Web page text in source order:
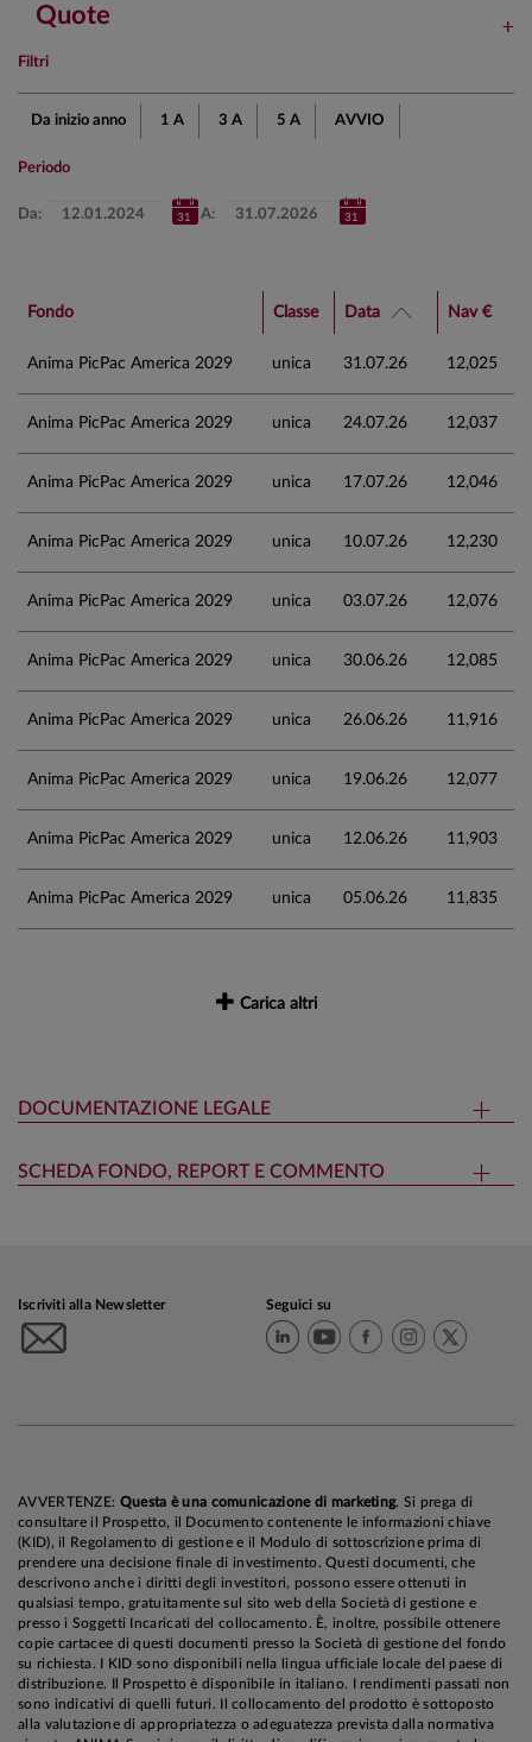
Quote
Filtri
Da inizio anno 1 A 3 A 5 A AVVIO
Periodo
Da: A:
Fondo Classe Data Nav €
Anima PicPac America 2029 unica 31.07.26 12,025
Anima PicPac America 2029 unica 24.07.26 12,037
Anima PicPac America 2029 unica 17.07.26 12,046
Anima PicPac America 2029 unica 10.07.26 12,230
Anima PicPac America 2029 unica 03.07.26 12,076
Anima PicPac America 2029 unica 30.06.26 12,085
Anima PicPac America 2029 unica 26.06.26 11,916
Anima PicPac America 2029 unica 19.06.26 12,077
Anima PicPac America 2029 unica 12.06.26 11,903
Anima PicPac America 2029 unica 05.06.26 11,835
Carica altri
DOCUMENTAZIONE LEGALE
SCHEDA FONDO, REPORT E COMMENTO
Iscriviti alla Newsletter Seguici su
AVVERTENZE: Questa è una comunicazione di marketing. Si prega di
consultare il Prospetto, il Documento contenente le informazioni chiave
(KID), il Regolamento di gestione e il Modulo di sottoscrizione prima di
prendere una decisione finale di investimento. Questi documenti, che
descrivono anche i diritti degli investitori, possono essere ottenuti in
qualsiasi tempo, gratuitamente sul sito web della Società di gestione e
presso i Soggetti Incaricati del collocamento. È, inoltre, possibile ottenere
copie cartacee di questi documenti presso la Società di gestione del fondo
su richiesta. I KID sono disponibili nella lingua ufficiale locale del paese di
distribuzione. Il Prospetto è disponibile in italiano. I rendimenti passati non
sono indicativi di quelli futuri. Il collocamento del prodotto è sottoposto
alla valutazione di appropriatezza o adeguatezza prevista dalla normativa